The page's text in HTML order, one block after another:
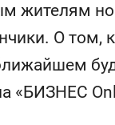
жителям
О том,
«БИЗНЕС